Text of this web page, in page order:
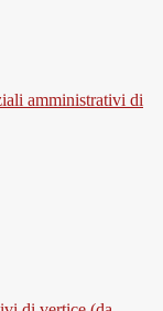
amministrativi di